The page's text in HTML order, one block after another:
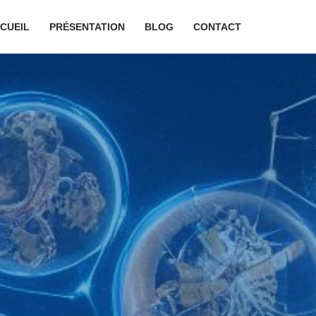
PRÉSENTATION BLOG CONTACT